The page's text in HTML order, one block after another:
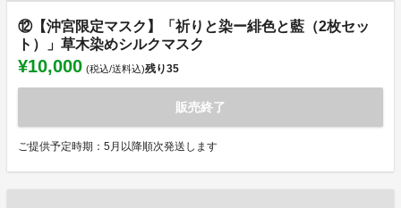
⑫【沖宮限定マスク】「祈りと染ー緋色と藍（2枚セッ
ト）」草木染めシルクマスク
¥10,000 (税込/送料込)残り35
販売終了
ご提供予定時期：5月以降順次発送します